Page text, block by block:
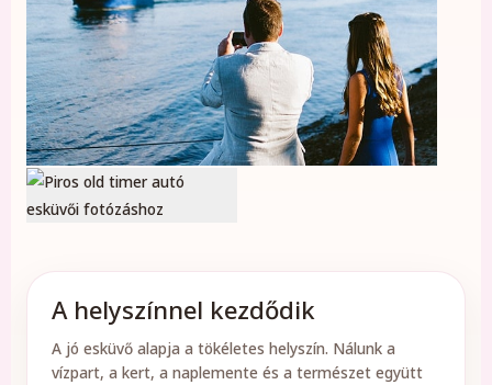
A helyszínnel kezdődik
A jó esküvő alapja a tökéletes helyszín. Nálunk a
vízpart, a kert, a naplemente és a természet együtt